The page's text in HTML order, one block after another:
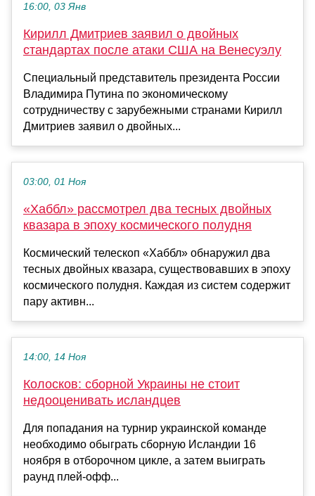
16:00, 03 Янв
Кирилл Дмитриев заявил о двойных
стандартах после атаки США на Венесуэлу
Специальный представитель президента России
Владимира Путина по экономическому
сотрудничеству с зарубежными странами Кирилл
Дмитриев заявил о двойных...
03:00, 01 Ноя
«Хаббл» рассмотрел два тесных двойных
квазара в эпоху космического полудня
Космический телескоп «Хаббл» обнаружил два
тесных двойных квазара, существовавших в эпоху
космического полудня. Каждая из систем содержит
пару активн...
14:00, 14 Ноя
Колосков: сборной Украины не стоит
недооценивать исландцев
Для попадания на турнир украинской команде
необходимо обыграть сборную Исландии 16
ноября в отборочном цикле, а затем выиграть
раунд плей-офф...